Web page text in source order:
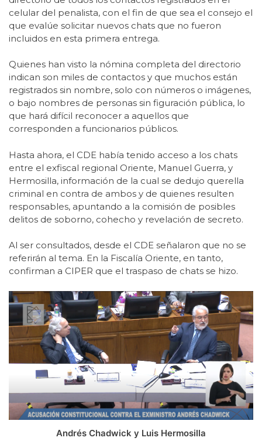
celular del penalista, con el fin de que sea el consejo el
que evalúe solicitar nuevos chats que no fueron
incluidos en esta primera entrega.
Quienes han visto la nómina completa del directorio
indican son miles de contactos y que muchos están
registrados sin nombre, solo con números o imágenes,
o bajo nombres de personas sin figuración pública, lo
que hará difícil reconocer a aquellos que
corresponden a funcionarios públicos.
Hasta ahora, el CDE había tenido acceso a los chats
entre el exfiscal regional Oriente, Manuel Guerra, y
Hermosilla, información de la cual se dedujo querella
criminal en contra de ambos y de quienes resulten
responsables, apuntando a la comisión de posibles
delitos de soborno, cohecho y revelación de secreto.
Al ser consultados, desde el CDE señalaron que no se
referirán al tema. En la Fiscalía Oriente, en tanto,
confirman a CIPER que el traspaso de chats se hizo.
Andrés Chadwick y Luis Hermosilla